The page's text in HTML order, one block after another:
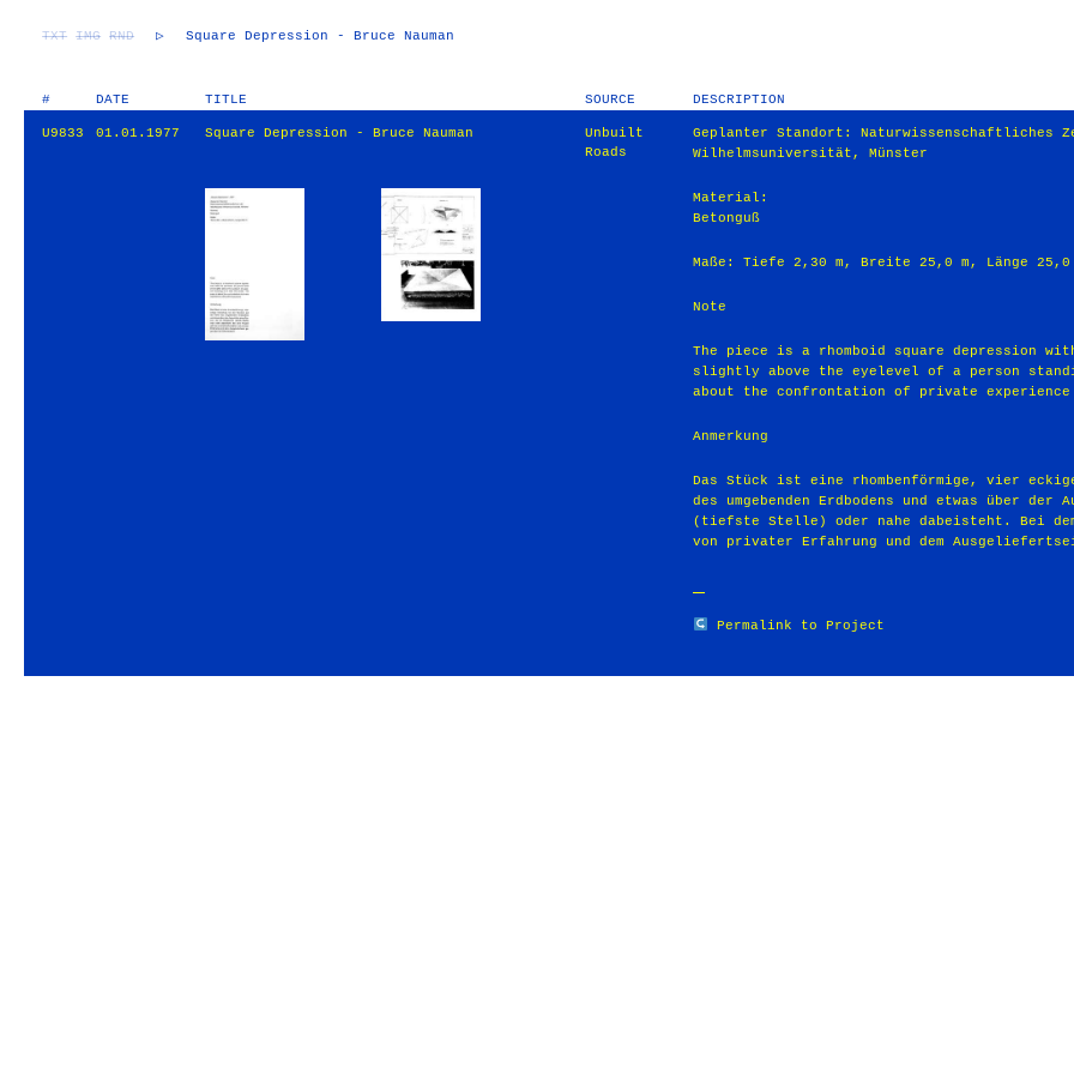
TXT IMG RND ▷ Square Depression - Bruce Nauman
# DATE TITLE SOURCE DESCRIPTION
U9833 01.01.1977 Square Depression - Bruce Nauman
Unbuilt
Roads
Geplanter Standort: Naturwissenschaftliches
Wilhelmsuniversität, Münster
Material:
Betonguß
Maße: Tiefe 2,30 m, Breite 25,0 m, Länge 25,0
Note
The piece is a rhomboid square depres­sion
slightly above the eyelevel of a per­son
about the confrontation of private
Anmerkung
Das Stück ist eine rhombenförmige, vier­
des umgebenden Erdbodens und etwas über
(tiefste Stelle) oder nahe dabeisteht. Bei
von privater Erfahrung und dem
Permalink to Project